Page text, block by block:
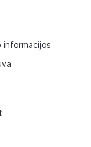
informacijos